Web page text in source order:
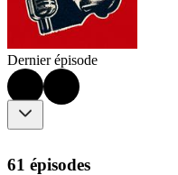
Dernier épisode
61 épisodes